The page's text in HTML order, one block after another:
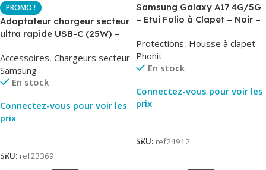
Adaptateur chargeur secteur
ultra rapide USB-C (25W) –
TA800
Accessoires, Chargeurs secteur
Samsung
En stock
Connectez-vous pour voir les
prix
SKU: ref23369
Samsung Galaxy A17 4G/5G
– Etui Folio à Clapet – Noir –
Protections, Housse à clapet
Phonit
En stock
Connectez-vous pour voir les
prix
SKU: ref24912